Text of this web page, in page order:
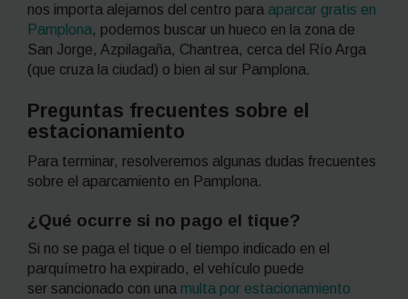
nos importa alejarnos del centro para aparcar gratis en
Pamplona, podemos buscar un hueco en la zona de
San Jorge, Azpilagaña, Chantrea, cerca del Río Arga
(que cruza la ciudad) o bien al sur Pamplona.
Preguntas frecuentes sobre el
estacionamiento
Para terminar, resolveremos algunas dudas frecuentes
sobre el aparcamiento en Pamplona.
¿Qué ocurre si no pago el tique?
Si no se paga el tique o el tiempo indicado en el
parquímetro ha expirado, el vehículo puede
ser sancionado con una multa por estacionamiento